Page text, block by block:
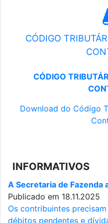
CÓDIGO
CÓDIGO
Download do Código
INFORMATIVOS
A Secretaria de Fazenda
Publicado em 18.11.2025
Os contribuintes
débitos pendentes e